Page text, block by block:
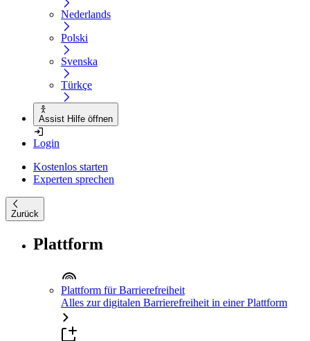
Nederlands
Polski
Svenska
Türkçe
Assist Hilfe öffnen
Login
Kostenlos starten
Experten sprechen
Zurück
Plattform
Plattform für Barrierefreiheit
Alles zur digitalen Barrierefreiheit in einer Plattform